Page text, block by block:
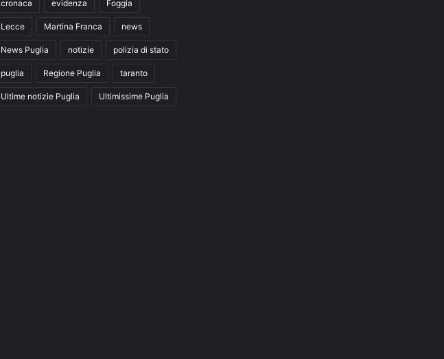
cronaca evidenza Foggia
Lecce Martina Franca news
News Puglia notizie polizia di stato
puglia Regione Puglia taranto
Ultime notizie Puglia Ultimissime Puglia